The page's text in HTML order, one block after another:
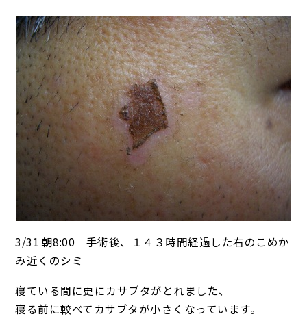
3/31 朝8:00 手術後、１４３時間経過した右のこめか
み近くのシミ
寝ている間に更にカサブタがとれました、
寝る前に較べてカサブタが小さくなっています。